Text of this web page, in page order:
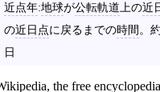
近点年:地球が公転軌道 上の近
の近日点に戻るまでの時間 。
日
the free encyclopedia